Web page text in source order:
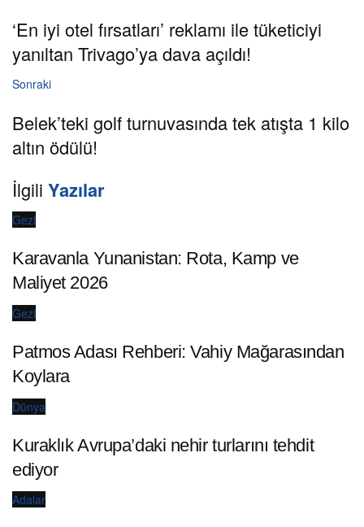
‘En iyi otel fırsatları’ reklamı ile tüketiciyi
yanıltan Trivago’ya dava açıldı!
Sonraki
Belek’teki golf turnuvasında tek atışta 1 kilo
altın ödülü!
İlgili Yazılar
Gezi
Karavanla Yunanistan: Rota, Kamp ve
Maliyet 2026
Gezi
Patmos Adası Rehberi: Vahiy Mağarasından
Koylara
Dünya
Kuraklık Avrupa’daki nehir turlarını tehdit
ediyor
Adalar